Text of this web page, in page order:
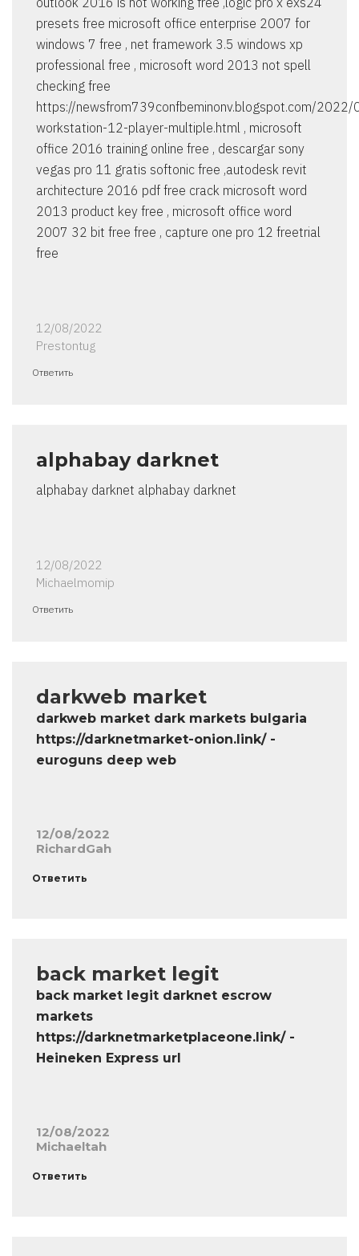
presets free microsoft office enterprise 2007 for
windows 7 free , net framework 3.5 windows xp
professional free , microsoft word 2013 not spell
checking free
https://newsfrom739confbeminonv.blogspot.com/
workstation-12-player-multiple.html , microsoft
office 2016 training online free , descargar sony
vegas pro 11 gratis softonic free ,autodesk revit
architecture 2016 pdf free crack microsoft word
2013 product key free , microsoft office word
2007 32 bit free free , capture one pro 12 freetrial
free
12/08/2022
Prestontug
Ответить
alphabay darknet
alphabay darknet alphabay darknet
12/08/2022
Michaelmomip
Ответить
darkweb market
darkweb market dark markets bulgaria
https://darknetmarket-onion.link/ -
euroguns deep web
12/08/2022
RichardGah
Ответить
back market legit
back market legit darknet escrow
markets
https://darknetmarketplaceone.link/ -
Heineken Express url
12/08/2022
Michaeltah
Ответить